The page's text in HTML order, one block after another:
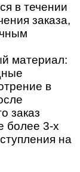
в течении
заказа,
материал:
в
заказ
более 3-х
на